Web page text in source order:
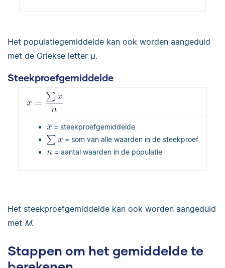
Het populatiegemiddelde kan ook worden aangeduid
met de Griekse letter μ.
Steekproefgemiddelde
= steekproefgemiddelde
= som van alle waarden in de steekproef
= aantal waarden in de populatie
Het steekproefgemiddelde kan ook worden aangeduid
met M.
Stappen om het gemiddelde te